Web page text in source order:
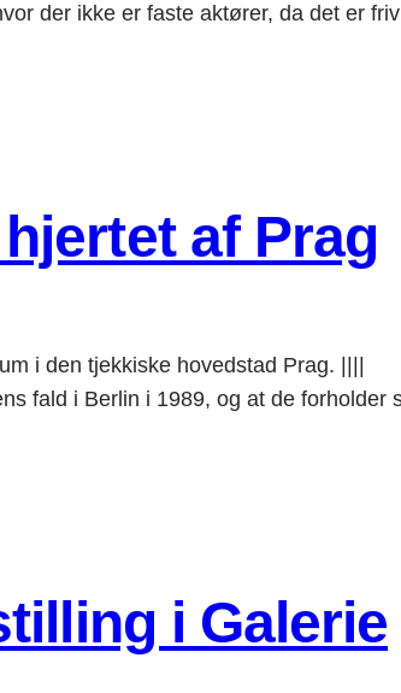
der ikke er faste aktører, da det er
af Prag
i den tjekkiske hovedstad Prag. ||||
fald i Berlin i 1989, og at de forholder
i Galerie